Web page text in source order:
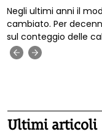
Negli ultimi anni il
cambiato. Per
sul conteggio delle
sappiamo che la
più della quantità, e
alimenti allo stesso
Ultimi articoli